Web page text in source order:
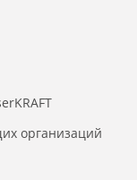
организаций